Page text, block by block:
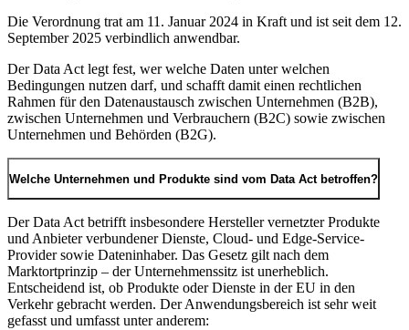
Die Verordnung trat am 11. Januar 2024 in Kraft und ist seit dem 12.
September 2025 verbindlich anwendbar.
Der Data Act legt fest, wer welche Daten unter welchen
Bedingungen nutzen darf, und schafft damit einen rechtlichen
Rahmen für den Datenaustausch zwischen Unternehmen (B2B),
zwischen Unternehmen und Verbrauchern (B2C) sowie zwischen
Unternehmen und Behörden (B2G).
Welche Unternehmen und Produkte sind vom Data Act betroffen?
Der Data Act betrifft insbesondere Hersteller vernetzter Produkte
und Anbieter verbundener Dienste, Cloud- und Edge-Service-
Provider sowie Dateninhaber. Das Gesetz gilt nach dem
Marktortprinzip – der Unternehmenssitz ist unerheblich.
Entscheidend ist, ob Produkte oder Dienste in der EU in den
Verkehr gebracht werden. Der Anwendungsbereich ist sehr weit
gefasst und umfasst unter anderem: